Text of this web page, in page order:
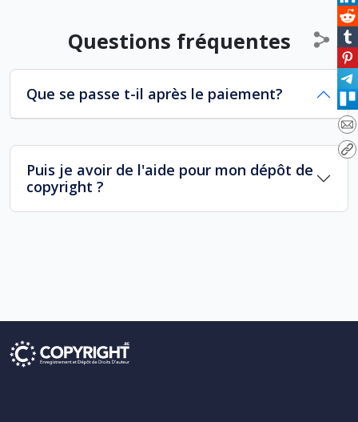
Questions fréquentes
Que se passe t-il après le paiement?
Puis je avoir de l'aide pour mon dépôt de
copyright ?